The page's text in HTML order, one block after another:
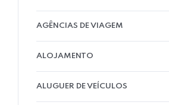
AGÊNCIAS DE VIAGEM
ALOJAMENTO
ALUGUER DE VEÍCULOS